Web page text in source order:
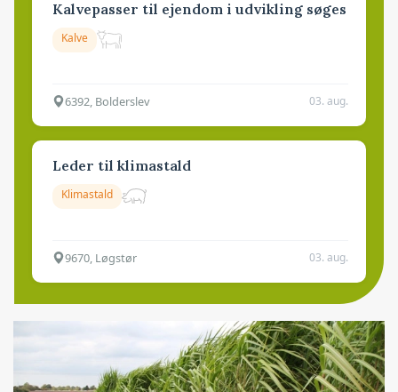
Kalvepasser til ejendom i udvikling søges
Kalve
6392, Bolderslev 03. aug.
Leder til klimastald
Klimastald
9670, Løgstør 03. aug.